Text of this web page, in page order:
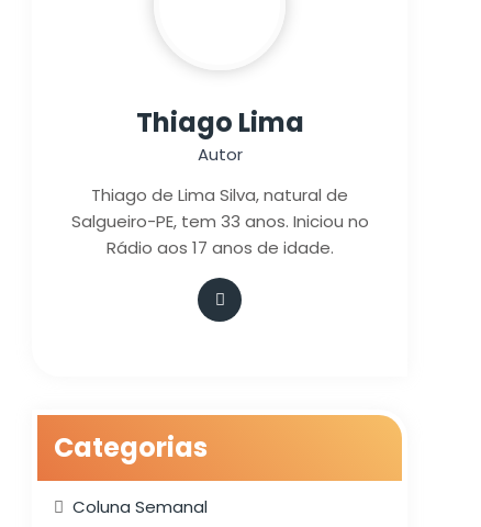
Thiago Lima
Autor
Thiago de Lima Silva, natural de
Salgueiro-PE, tem 33 anos. Iniciou no
Rádio aos 17 anos de idade.
Categorias
Coluna Semanal